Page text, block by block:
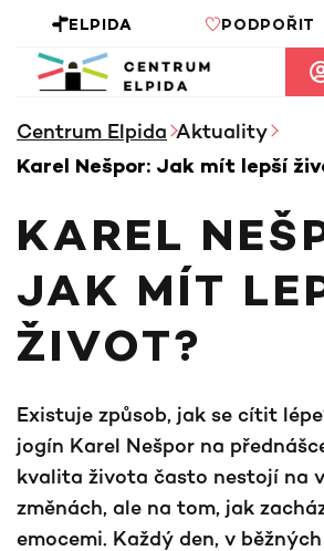
ELPIDA PODPOŘIT
Centrum Elpida Aktuality
Karel Nešpor: Jak mít lepší
KAREL
JAK MÍT
ŽIVOT?
Existuje způsob, jak se cítit
jogín Karel Nešpor na
kvalita života často nestojí na
změnách, ale na tom, jak
emocemi. Každý den, v